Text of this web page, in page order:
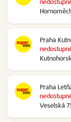
Praha
Praha
Veselská